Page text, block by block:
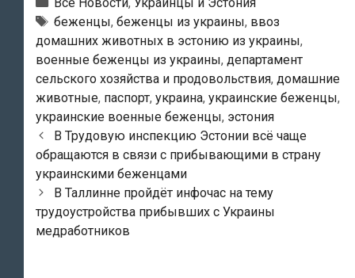
Все Новости, Украинцы и Эстония
Метки
беженцы, беженцы из украины, ввоз
домашних животных в эстонию из украины,
военные беженцы из украины, департамент
сельского хозяйства и продовольствия, домашние
животные, паспорт, украина, украинские беженцы,
украинские военные беженцы, эстония
Навигация
по
записям
В Трудовую инспекцию Эстонии всё чаще
обращаются в связи с прибывающими в страну
украинскими беженцами
В Таллинне пройдёт инфочас на тему
трудоустройства прибывших с Украины
медработников